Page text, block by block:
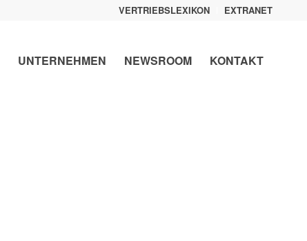
VERTRIEBSLEXIKON EXTRANET
UNTERNEHMEN NEWSROOM KONTAKT